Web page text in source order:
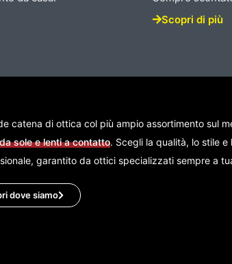
Scopri di più
catena di ottica col più ampio assortimento sul
sole e lenti a contatto. Scegli la qualità, lo stile
garantito da ottici specializzati sempre a
dove siamo